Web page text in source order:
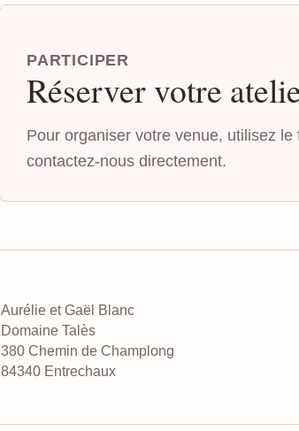
PARTICIPER
Réserver votre
Pour organiser votre venue, utilisez
contactez-nous directement.
Aurélie et Gaël Blanc
Domaine Talès
380 Chemin de Champlong
84340 Entrechaux